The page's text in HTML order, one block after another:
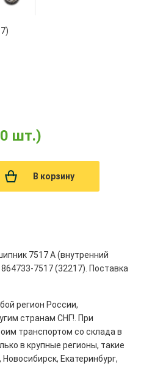
шт.)
В корзину
7517 А (внутренний
7517 (32217). Поставка
регион России,
странам СНГ!. При
транспортом со склада в
в крупные регионы, такие
Екатеринбург,